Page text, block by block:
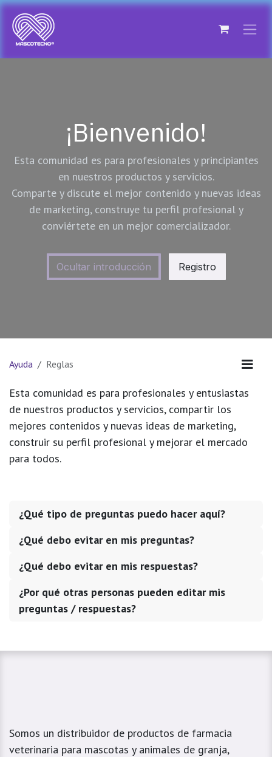
Ir al contenido
¡Bienvenido!
Esta comunidad es para profesionales y principiantes
en nuestros productos y servicios.
Comparte y discute el mejor contenido y nuevas ideas
de marketing, construye tu perfil profesional y
conviértete en un mejor comercializador.
Ocultar introducción Registro
Ayuda Reglas
Esta comunidad es para profesionales y entusiastas
de nuestros productos y servicios, compartir los
mejores contenidos y nuevas ideas de marketing,
construir su perfil profesional y mejorar el mercado
para todos.
¿Qué tipo de preguntas puedo hacer aquí?
¿Qué debo evitar en mis preguntas?
¿Qué debo evitar en mis respuestas?
¿Por qué otras personas pueden editar mis
preguntas / respuestas?
Somos un distribuidor de productos de farmacia
veterinaria para mascotas y animales de granja,